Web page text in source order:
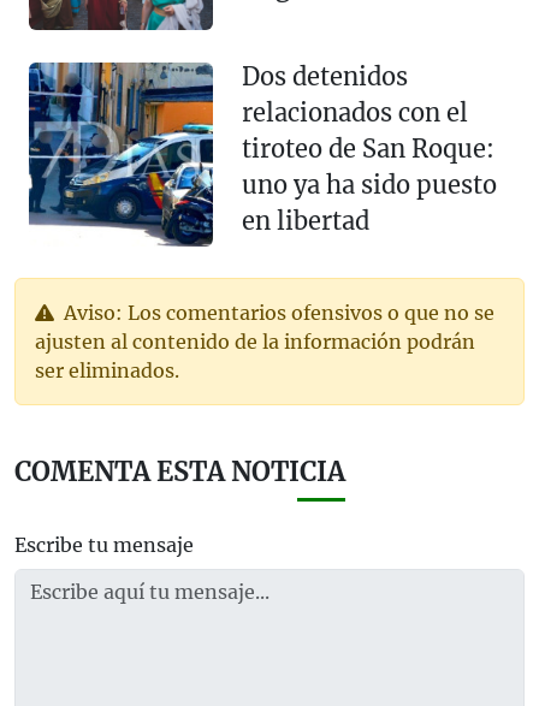
Dos detenidos
relacionados con el
tiroteo de San Roque:
uno ya ha sido puesto
en libertad
Aviso: Los comentarios ofensivos o que no se
ajusten al contenido de la información podrán
ser eliminados.
COMENTA ESTA NOTICIA
Escribe tu mensaje